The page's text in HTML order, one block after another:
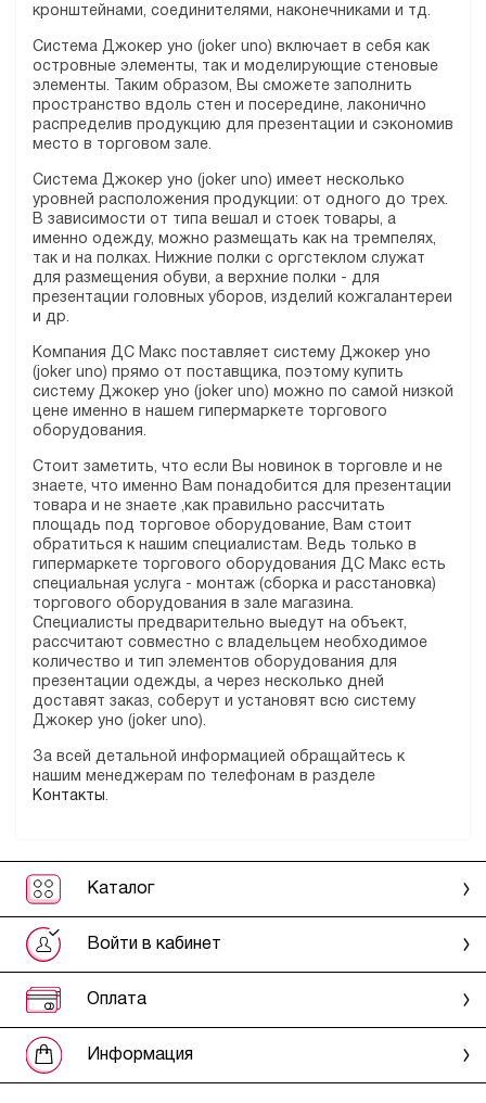
кронштейнами, соединителями, наконечниками и тд.
Система Джокер уно (joker uno) включает в себя как
островные элементы, так и моделирующие стеновые
элементы. Таким образом, Вы сможете заполнить
пространство вдоль стен и посередине, лаконично
распределив продукцию для презентации и сэкономив
место в торговом зале.
Система Джокер уно (joker uno) имеет несколько
уровней расположения продукции: от одного до трех.
В зависимости от типа вешал и стоек товары, а
именно одежду, можно размещать как на тремпелях,
так и на полках. Нижние полки с оргстеклом служат
для размещения обуви, а верхние полки - для
презентации головных уборов, изделий кожгалантереи
и др.
Компания ДС Макс поставляет систему Джокер уно
(joker uno) прямо от поставщика, поэтому купить
систему Джокер уно (joker uno) можно по самой низкой
цене именно в нашем гипермаркете торгового
оборудования.
Стоит заметить, что если Вы новинок в торговле и не
знаете, что именно Вам понадобится для презентации
товара и не знаете ,как правильно рассчитать
площадь под торговое оборудование, Вам стоит
обратиться к нашим специалистам. Ведь только в
гипермаркете торгового оборудования ДС Макс есть
специальная услуга - монтаж (сборка и расстановка)
торгового оборудования в зале магазина.
Специалисты предварительно выедут на объект,
рассчитают совместно с владельцем необходимое
количество и тип элементов оборудования для
презентации одежды, а через несколько дней
доставят заказ, соберут и установят всю систему
Джокер уно (joker uno).
За всей детальной информацией обращайтесь к
нашим менеджерам по телефонам в разделе
Контакты.
Каталог
Войти в кабинет
Оплата
Информация